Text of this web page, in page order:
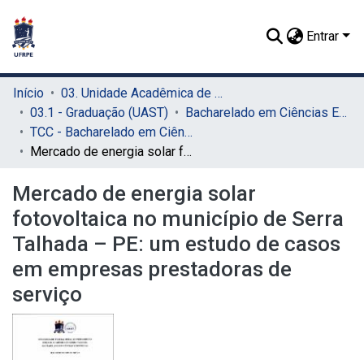
Entrar
Início
03. Unidade Acadêmica de Serra Talhada (UAST)
03.1 - Graduação (UAST)
Bacharelado em Ciências Econômicas (UAST)
TCC - Bacharelado em Ciências Econômicas (UAST)
Mercado de energia solar fotovoltaica no município de Serra Talhada – PE: um estudo de casos em empresas prestadoras de serviço
Mercado de energia solar
fotovoltaica no município de Serra
Talhada – PE: um estudo de casos
em empresas prestadoras de
serviço